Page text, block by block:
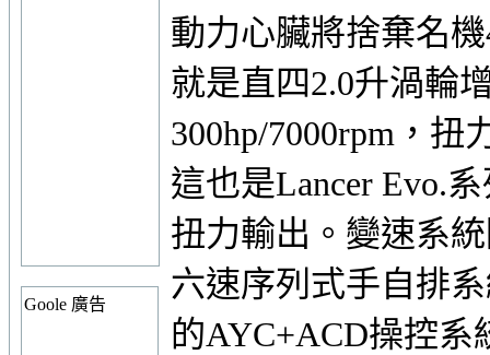
Goole 廣告
動力心臟將捨棄名
就是直四2.0升渦輪
300hp/7000rpm，扭
這也是Lancer Evo.
扭力輸出。變速系
六速序列式手自排
的AYC+ACD操控系